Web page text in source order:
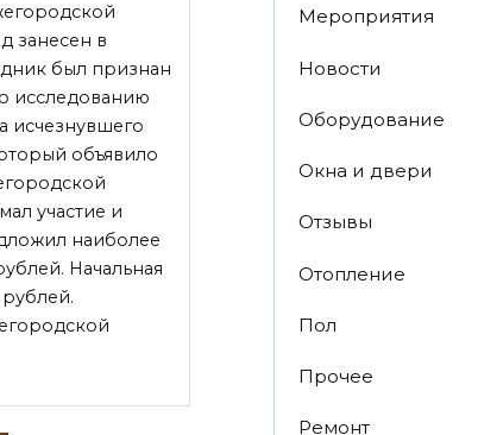
занесен в
был признан
исследованию
исчезнувшего
объявило
участие и
наиболее
Начальная
рублей.
Мероприятия
Новости
Оборудование
Окна и двери
Отзывы
Отопление
Пол
Прочее
Ремонт